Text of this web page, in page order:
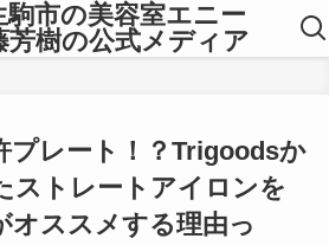
駒市の美容室エニー
樹の公式メディア
プレート！？Trigoodsか
ストレートアイロンを
オススメする理由っ